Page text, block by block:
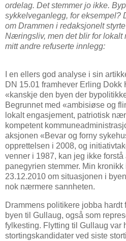
ordelag. Det stemmer jo ikke.
sykkelveganlegg, for eksempel?
om Drammen i redaksjonelt
Næringsliv, men det blir for lokalt
mitt andre refuserte innlegg:
I en ellers god analyse i sin
DN 15.01 framhever Erling Dokk
«kanskje den byen der
Begrunnet med «ambisiøse og
lokalt engasjement, patriotisk
kompetent
aksjonen «Bevar og forny
opprettelsen i 2008, og
venner i 1987, kan jeg ikke
panegyrien stemmer. Min
23.12.2010 om situasjonen i
nok nærmere sannheten.
Drammens politikere jobba hardt
byen til Gullaug, også som
fylkesting. Flytting til Gullaug var
stortingskandidater ved siste